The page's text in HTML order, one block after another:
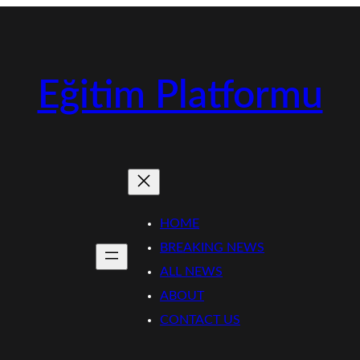
Eğitim Platformu
HOME
BREAKING NEWS
ALL NEWS
ABOUT
CONTACT US